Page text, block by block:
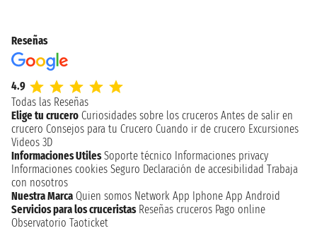
Reseñas
4.9
Todas las Reseñas
Elige tu crucero Curiosidades sobre los cruceros Antes de salir en
crucero Consejos para tu Crucero Cuando ir de crucero Excursiones
Videos 3D
Informaciones Utiles Soporte técnico Informaciones privacy
Informaciones cookies Seguro Declaración de accesibilidad Trabaja
con nosotros
Nuestra Marca Quien somos Network App Iphone App Android
Servicios para los cruceristas Reseñas cruceros Pago online
Observatorio Taoticket